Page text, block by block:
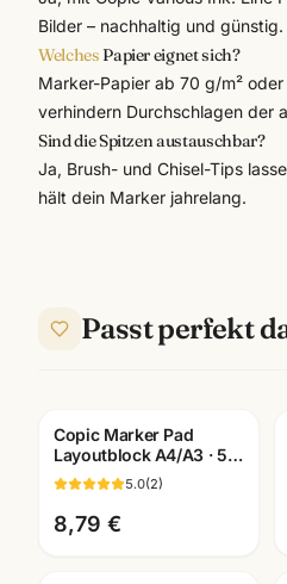
Bilder – nachhaltig und günstig.
Welches Papier eignet sich?
Marker-Papier ab 70 g/m²
verhindern Durchschlagen der
Sind die Spitzen austauschbar?
Ja, Brush- und Chisel-Tips
hält dein Marker jahrelang.
Passt perfekt
Copic Marker Pad
Layoutblock A4/A3 · 50
Blatt 75g/m² ·
Künstlerbedarf
Mannheim
5.0(2)
8,79 €